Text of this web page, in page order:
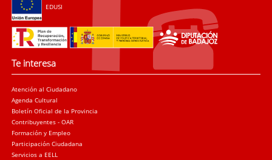
EDUSI
Te interesa
Atención al Ciudadano
Agenda Cultural
Boletín Oficial de la Provincia
Contribuyentes - OAR
Formación y Empleo
Participación Ciudadana
Servicios a EELL